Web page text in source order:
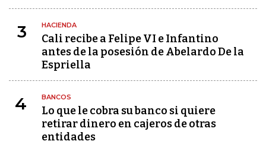
3 HACIENDA
Cali recibe a Felipe VI e Infantino
antes de la posesión de Abelardo De la
Espriella
4 BANCOS
Lo que le cobra su banco si quiere
retirar dinero en cajeros de otras
entidades